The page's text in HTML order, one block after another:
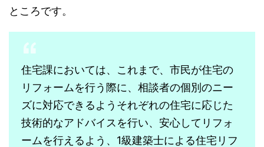
ところです。
住宅課においては、これまで、市民が住宅の
リフォームを行う際に、相談者の個別のニー
ズに対応できるようそれぞれの住宅に応じた
技術的なアドバイスを行い、安心してリフォ
ームを行えるよう、1級建築士による住宅リフ